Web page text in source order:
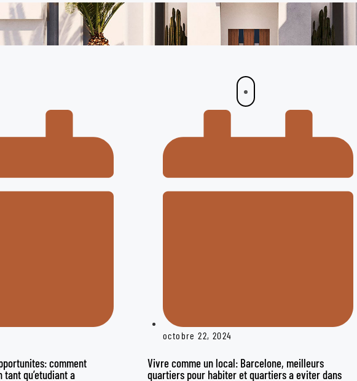
comment
qu’etudiant a
octobre 22, 2024
Vivre comme un local: Barcelone, meilleurs
quartiers pour habiter et quartiers a eviter dans